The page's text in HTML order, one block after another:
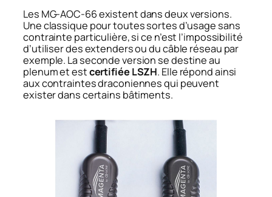
Les MG-AOC-66 existent dans deux versions.
Une classique pour toutes sortes d’usage sans
contrainte particulière, si ce n’est l’impossibilité
d’utiliser des extenders ou du câble réseau par
exemple. La seconde version se destine au
plenum et estcertifiée LSZH. Elle répond ainsi
aux contraintes draconiennes qui peuvent
exister dans certains bâtiments.